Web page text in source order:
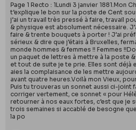
Page 1 Recto : 1Lundi 3 janvier 1881.Mon
t’explique le bon sur la poste de Cent
j’ai un travail très pressé à faire, travail
& physique est absolument nécessaire.
faire & trente bouquets à porter ! J’ai
sérieux & dire que j’étais à Bruxelles,
monde hommes & femmes !! Femmes
un paquet de lettres à mettre à la poste &
et tout de suite je te prie. Elles sont déjà
aies la complaisance de les mettre
avant quatre heures.Voilà mon Vieux,
Puis tu trouveras un sonnet aussi ci-joint
corriger vertement, ce sonnet « pour
retourner à nos eaux fortes, c’est que je
trois semaines si accablé de besogne
la po